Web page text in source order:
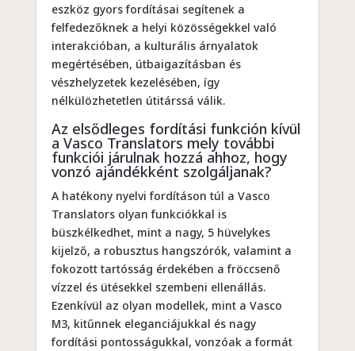
eszköz gyors fordításai segítenek a
felfedezőknek a helyi közösségekkel való
interakcióban, a kulturális árnyalatok
megértésében, útbaigazításban és
vészhelyzetek kezelésében, így
nélkülözhetetlen útitárssá válik.
Az elsődleges fordítási funkción kívül
a Vasco Translators mely további
funkciói járulnak hozzá ahhoz, hogy
vonzó ajándékként szolgáljanak?
A hatékony nyelvi fordításon túl a Vasco
Translators olyan funkciókkal is
büszkélkedhet, mint a nagy, 5 hüvelykes
kijelző, a robusztus hangszórók, valamint a
fokozott tartósság érdekében a fröccsenő
vízzel és ütésekkel szembeni ellenállás.
Ezenkívül az olyan modellek, mint a Vasco
M3, kitűnnek eleganciájukkal és nagy
fordítási pontosságukkal, vonzóak a formát